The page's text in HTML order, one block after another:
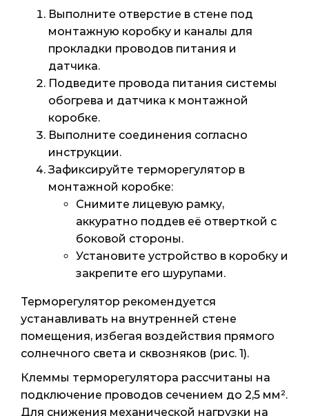
Выполните отверстие в стене под
монтажную коробку и каналы для
прокладки проводов питания и
датчика.
Подведите провода питания системы
обогрева и датчика к монтажной
коробке.
Выполните соединения согласно
инструкции.
Зафиксируйте терморегулятор в
монтажной коробке:
Снимите лицевую рамку,
аккуратно поддев её отверткой с
боковой стороны.
Установите устройство в коробку и
закрепите его шурупами.
Терморегулятор рекомендуется
устанавливать на внутренней стене
помещения, избегая воздействия прямого
солнечного света и сквозняков (рис. 1).
Клеммы терморегулятора рассчитаны на
подключение проводов сечением до 2,5 мм².
Для снижения механической нагрузки на